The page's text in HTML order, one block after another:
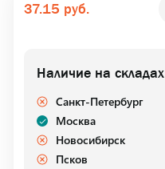
37.15 руб.
Наличие на складах
Санкт-Петербург
Москва
Новосибирск
Псков